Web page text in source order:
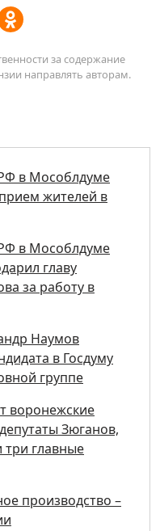
за содержание
направлять авторам.
в Мособлдуме
жителей в
в Мособлдуме
главу
за работу в
Наумов
в Госдуму
группе
воронежские
Зюганов,
три главные
производство –